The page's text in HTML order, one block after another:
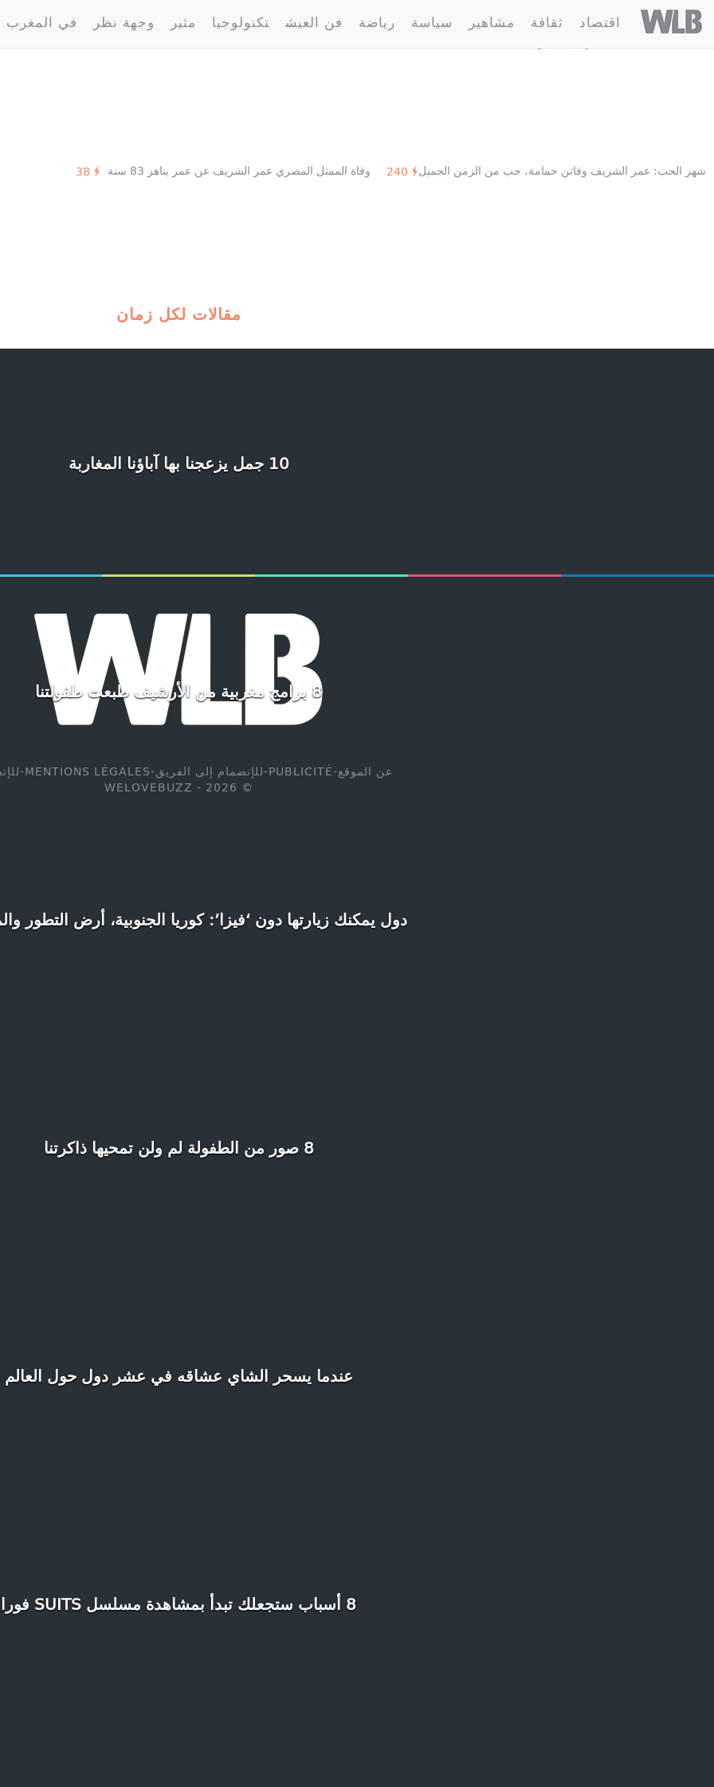
Welovebuzz
اقتصاد ثقافة مشاهير سياسة رياضة فن العيش تكنولوجيا مثير وجهة نظر في المغرب
2 مقالة : عمر الشريف
شهر الحب: عمر الشريف وفاتن حمامة، حب من الزمن الجميل وفاة الممثل المصري عمر الشريف عن عمر يناهز 83 سنة
مقالات لكل زمان
10 جمل يزعجنا بها آباؤنا المغاربة
8 برامج مغربية من الأرشيف طبعت طفولتنا
دول يمكنك زيارتها دون ‘فيزا’: كوريا الجنوبية، أرض التطور
8 صور من الطفولة لم ولن تمحيها ذاكرتنا
عندما يسحر الشاي عشاقه في عشر دول حول العالم
8 أسباب ستجعلك تبدأ بمشاهدة مسلسل SUITS فورا
عن الموقع-
PUBLICITÉ
-للإنضمام إلى الفريق-
MENTIONS LÉGALES
-
© WELOVEBUZZ - 2026